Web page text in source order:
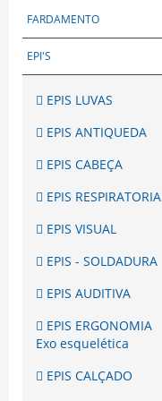
FARDAMENTO
EPI'S
EPIS LUVAS
EPIS ANTIQUEDA
EPIS CABEÇA
EPIS RESPIRATORIA
EPIS VISUAL
EPIS - SOLDADURA
EPIS AUDITIVA
EPIS ERGONOMIA
Exo esquelética
EPIS CALÇADO